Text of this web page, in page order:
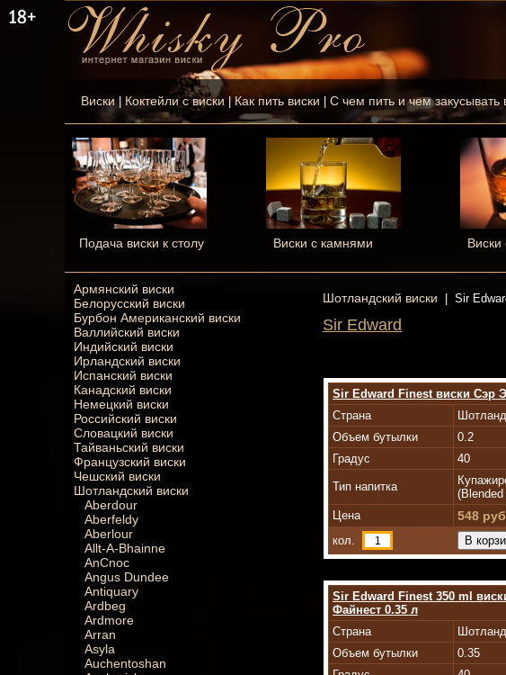
Виски| Коктейли с виски |Как пить виски С чем пить и чем закусывать
Подача виски к столу Виски с камнями Виски
Армянский виски
Белорусский виски
Бурбон Американский виски
Валлийский виски
Индийский виски
Ирландский виски
Испанский виски
Канадский виски
Немецкий виски
Российский виски
Словацкий виски
Тайваньский виски
Французский виски
Чешский виски
Шотландский виски
Aberdour
Aberfeldy
Aberlour
Allt-A-Bhainne
AnCnoc
Angus Dundee
Antiquary
Ardbeg
Ardmore
Arran
Asyla
Auchentoshan
Шотландский виски Sir
Sir Edward
Sir Edward Finest виски Сэр
Страна
Объем бутылки
0.2
Градус
40
Тип напитка
Цена
548
кол.
Sir Edward Finest 350 ml
Файнест 0.35 л
Страна
Объем бутылки
0.35